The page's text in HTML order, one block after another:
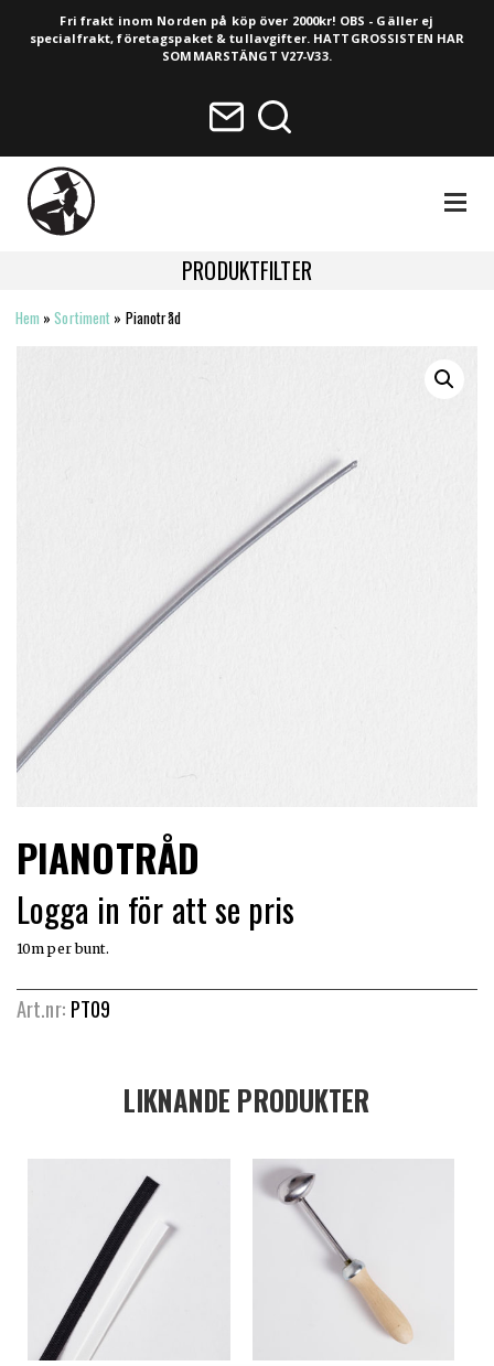
Fri frakt inom Norden på köp över 2000kr! OBS - Gäller ej
specialfrakt, företagspaket & tullavgifter. HATTGROSSISTEN HAR
SOMMARSTÄNGT V27-V33.
PRODUKTFILTER
LIMITERADE
UTGÅENDE
Hem »Sortiment » Pianotråd
PIANOTRÅD
Logga in för att se pris
10m per bunt.
Art.nr: PT09
LIKNANDE PRODUKTER